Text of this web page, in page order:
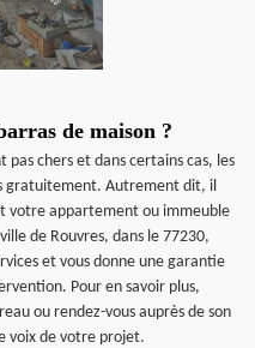
de maison ?
pas chers et dans certains cas, les
gratuitement. Autrement dit, il
votre appartement ou immeuble
de Rouvres, dans le 77230,
et vous donne une garantie
Pour en savoir plus,
ou rendez-vous auprès de son
voix de votre projet.